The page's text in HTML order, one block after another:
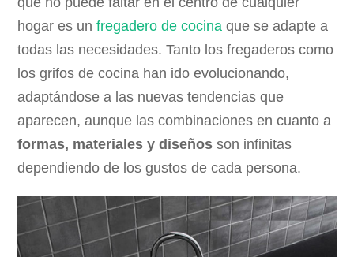
hogar es unfregadero de cocina que se adapte a
todas las necesidades. Tanto los fregaderos como
los grifos de cocina han ido evolucionando,
adaptándose a las nuevas tendencias que
aparecen, aunque las combinaciones en cuanto a
formas, materiales y diseñosson infinitas
dependiendo de los gustos de cada persona.